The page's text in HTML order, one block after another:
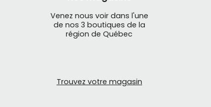
Venez nous voir dans l'une
de nos 3 boutiques de la
région de Québec
Trouvez votre magasin